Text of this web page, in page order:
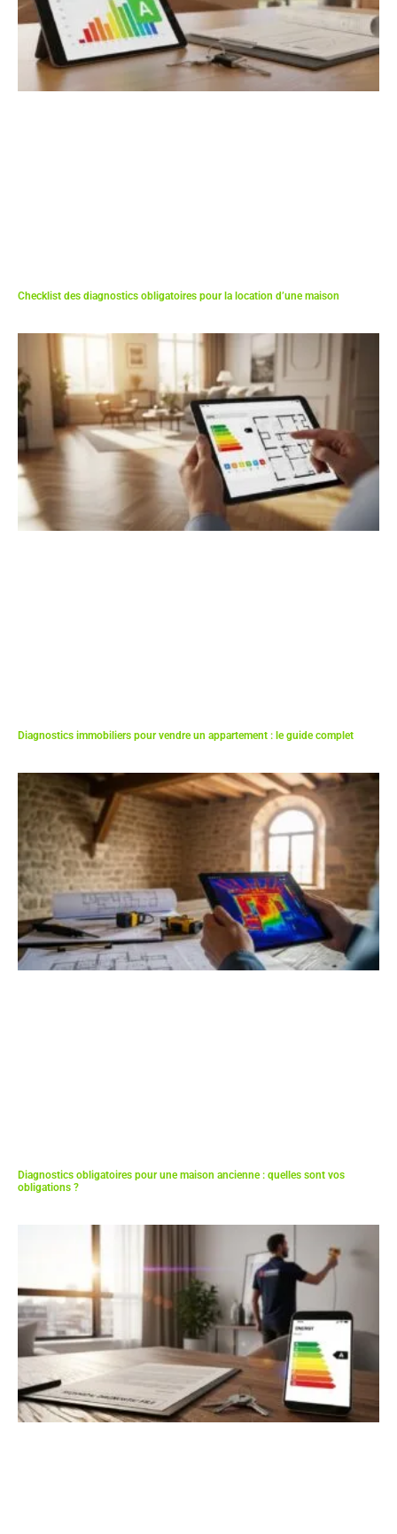
Checklist des diagnostics obligatoires pour la location d’une maison
Diagnostics immobiliers pour vendre un appartement : le guide complet
Diagnostics obligatoires pour une maison ancienne : quelles sont vos
obligations ?